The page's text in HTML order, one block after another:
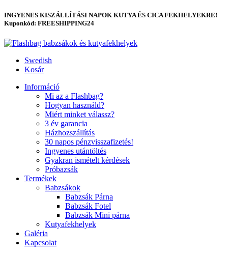
INGYENES KISZÁLLÍTÁSI NAPOK KUTYA ÉS CICA FEKHELYEKRE!
Kuponkód: FREESHIPPING24
Swedish
Kosár
Információ
Mi az a Flashbag?
Hogyan használd?
Miért minket válassz?
3 év garancia
Házhozszállítás
30 napos pénzvisszafizetés!
Ingyenes utántöltés
Gyakran ismételt kérdések
Próbazsák
Termékek
Babzsákok
Babzsák Párna
Babzsák Fotel
Babzsák Mini párna
Kutyafekhelyek
Galéria
Kapcsolat